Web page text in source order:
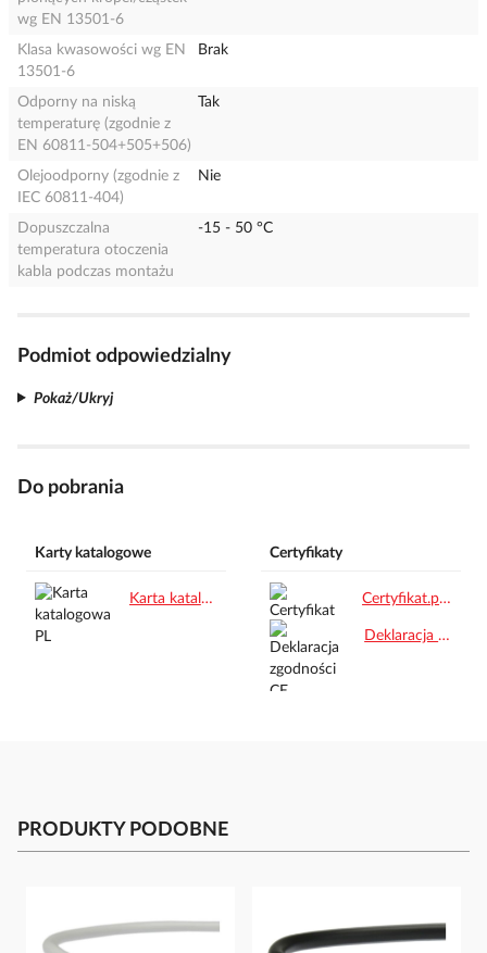
wg EN 13501-6
Klasa kwasowości wg EN
13501-6
Brak
Odporny na niską
temperaturę (zgodnie z
EN 60811-504+505+506)
Tak
Olejoodporny (zgodnie z
IEC 60811-404)
Nie
Dopuszczalna
temperatura otoczenia
kabla podczas montażu
-15 - 50 °C
Podmiot odpowiedzialny
Pokaż/Ukryj
Do pobrania
Karty katalogowe
Karta katalogowa PL.pdf
Certyfikaty
Certyfikat.pdf
Deklaracja zgodności CE.pdf
PRODUKTY PODOBNE